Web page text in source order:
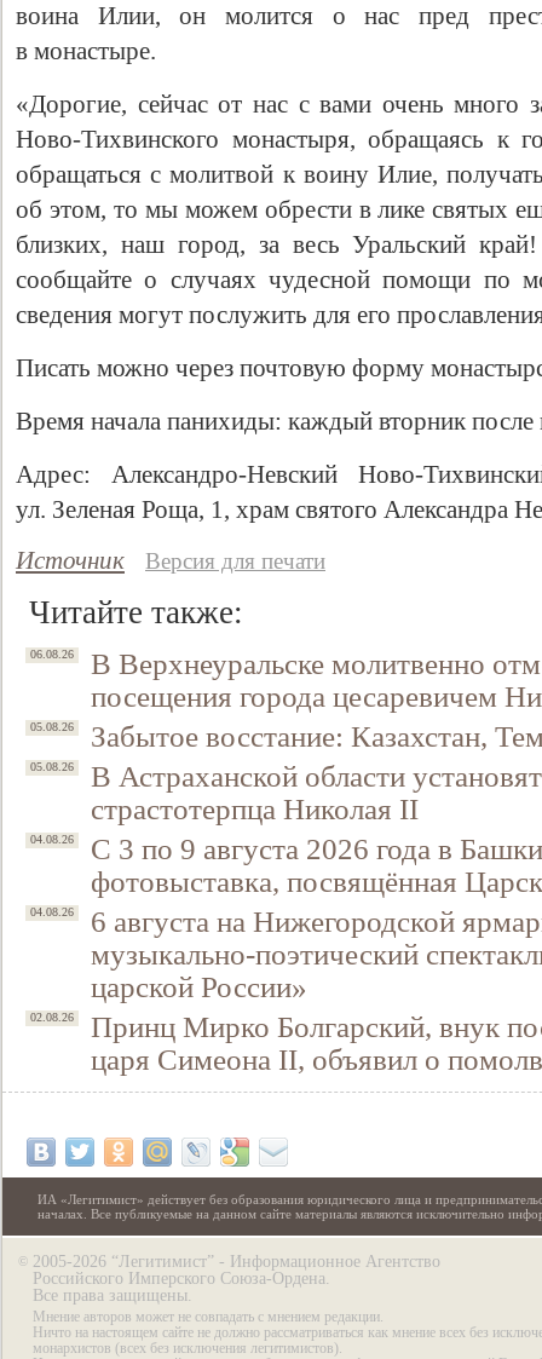
воина Илии, он молится о нас пред
в монастыре.
«Дорогие, сейчас от нас с вами очень много
Ново-Тихвинского монастыря, обращаясь
обращаться с молитвой к воину Илие,
об этом, то мы можем обрести в лике святых
близких, наш город, за весь Уральский
сообщайте о случаях чудесной помощи по
сведения могут послужить для его
Писать можно через почтовую форму
Время начала панихиды: каждый вторник
Адрес: Александро-Невский Ново-
ул. Зеленая Роща, 1, храм святого Александра
Источник
Версия для печати
Читайте также:
06.08.26
В Верхнеуральске молитвенно
посещения города цесаревичем
05.08.26 Забытое восстание: Казахстан,
05.08.26
В Астраханской области
страстотерпца Николая II
04.08.26
С 3 по 9 августа 2026 года в
фотовыставка, посвящённая
04.08.26
6 августа на Нижегородской
музыкально-поэтический
царской России»
02.08.26
Принц Мирко Болгарский, внук
царя Симеона II, объявил о
Свидетельство
ИА «Легитимист» действует без образования юридического лица и
началах. Все публикуемые на данном сайте материалы являются исключительно
© 2005-2026 “Легитимист” - Информационное Агентство
Российского Имперского Союза-Ордена.
Все права защищены.
Мнение авторов может не совпадать с мнением редакции.
Ничто на настоящем сайте не должно рассматриваться как мнение всех без
монархистов (всех без исключения легитимистов).